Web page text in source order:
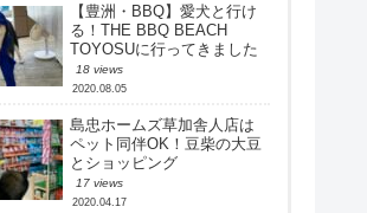
【豊洲・BBQ】愛犬と行け
る！THE BBQ BEACH
TOYOSUに行ってきました
18 views
2020.08.05
島忠ホームズ草加舎人店は
ペット同伴OK！豆柴の大豆
とショッピング
17 views
2020.04.17